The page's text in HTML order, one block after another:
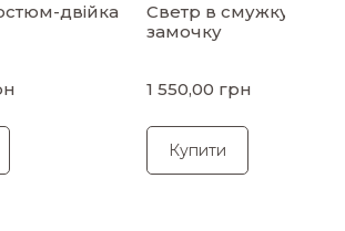
двійка
Светр в смужку на
замочку
1 550,00 грн
Купити